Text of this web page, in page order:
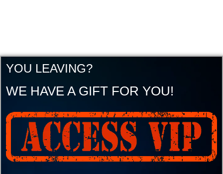
YOU LEAVING?
WE HAVE A GIFT FOR YOU!